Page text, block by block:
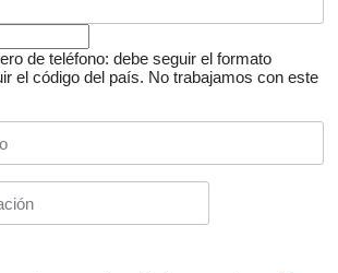
de teléfono: debe seguir el formato
el código del país. No trabajamos con este